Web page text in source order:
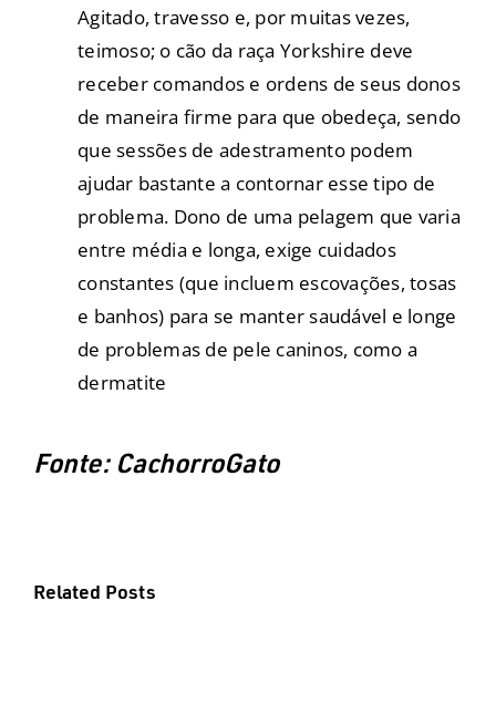
Agitado, travesso e, por muitas vezes,
teimoso; o cão da raça Yorkshire deve
receber comandos e ordens de seus donos
de maneira firme para que obedeça, sendo
que sessões de adestramento podem
ajudar bastante a contornar esse tipo de
problema. Dono de uma pelagem que varia
entre média e longa, exige cuidados
constantes (que incluem escovações, tosas
e banhos) para se manter saudável e longe
de problemas de pele caninos, como a
dermatite
Fonte: CachorroGato
Related Posts